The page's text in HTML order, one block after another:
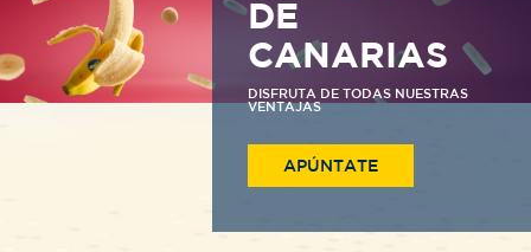
DE
CANARIAS
DISFRUTA DE TODAS NUESTRAS
VENTAJAS
APÚNTATE